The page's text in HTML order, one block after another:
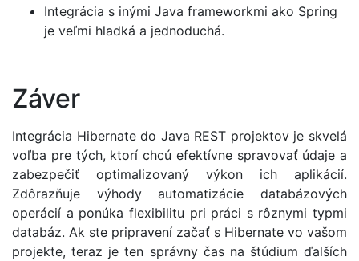
Integrácia s inými Java frameworkmi ako Spring
je veľmi hladká a jednoduchá.
Záver
Integrácia Hibernate do Java REST projektov je skvelá
voľba pre tých, ktorí chcú efektívne spravovať údaje a
zabezpečiť optimalizovaný výkon ich aplikácií.
Zdôrazňuje výhody automatizácie databázových
operácií a ponúka flexibilitu pri práci s rôznymi typmi
databáz. Ak ste pripravení začať s Hibernate vo vašom
projekte, teraz je ten správny čas na štúdium ďalších